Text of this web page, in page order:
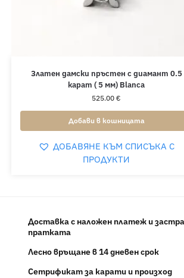
Златен дамски пръстен с диамант 0.5
карат ( 5 мм) Blanca
525.00€
Добави в кошницата
ДОБАВЯНЕ КЪМ СПИСЪКА С
ПРОДУКТИ
Доставка с наложен платеж и
пратката
Лесно връщане в 14 дневен срок
Сетрификат за карати и произход